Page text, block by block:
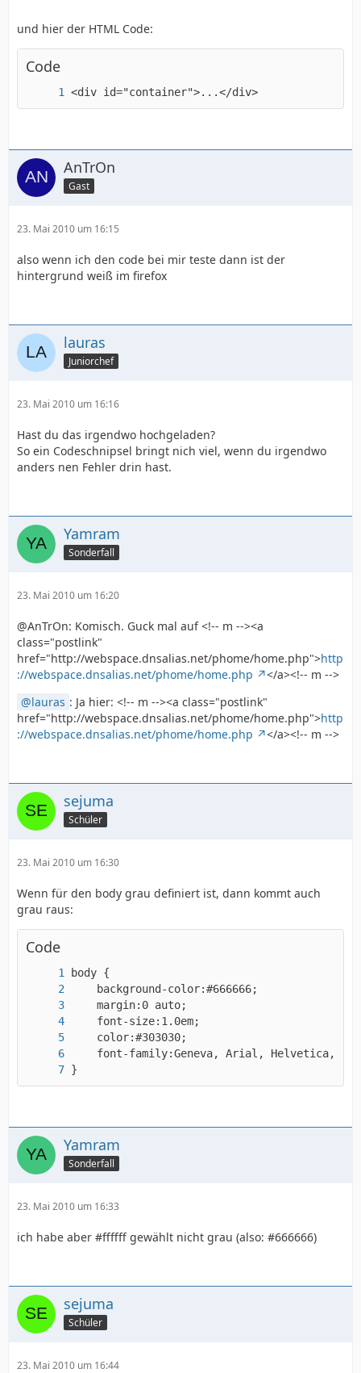
und hier der HTML Code:
Code
<div id="container">...</div>
AnTrOn
Gast
23. Mai 2010 um 16:15
also wenn ich den code bei mir teste dann ist der
hintergrund weiß im firefox
lauras
Juniorchef
23. Mai 2010 um 16:16
Hast du das irgendwo hochgeladen?
So ein Codeschnipsel bringt nich viel, wenn du irgendwo
anders nen Fehler drin hast.
Yamram
Sonderfall
23. Mai 2010 um 16:20
@AnTrOn: Komisch. Guck mal auf <!-- m --><a
class="postlink"
href="http://webspace.dnsalias.net/phome/home.php">http
://webspace.dnsalias.net/phome/home.php
</a><!-- m -->
lauras : Ja hier: <!-- m --><a class="postlink"
href="http://webspace.dnsalias.net/phome/home.php">http
://webspace.dnsalias.net/phome/home.php
</a><!-- m -->
sejuma
Schüler
23. Mai 2010 um 16:30
Wenn für den body grau definiert ist, dann kommt auch
grau raus:
Code
}
Yamram
Sonderfall
23. Mai 2010 um 16:33
ich habe aber #ffffff gewählt nicht grau (also: #666666)
sejuma
Schüler
23. Mai 2010 um 16:44